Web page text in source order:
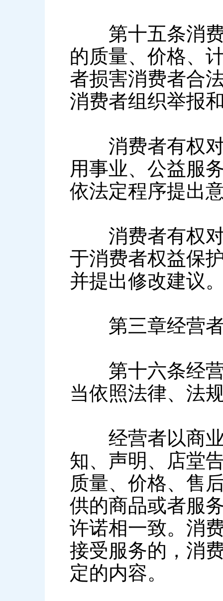
第十五条消费
的质量、价格、
者损害消费者合
消费者组织举报
消费者有权对
用事业、公益服
依法定程序提出
消费者有权对
于消费者权益保
并提出修改建议
第三章经营者
第十六条经营
当依照法律、法
经营者以商业
知、声明、店堂
质量、价格、售
供的商品或者服
许诺相一致。消
接受服务的，消
定的内容。